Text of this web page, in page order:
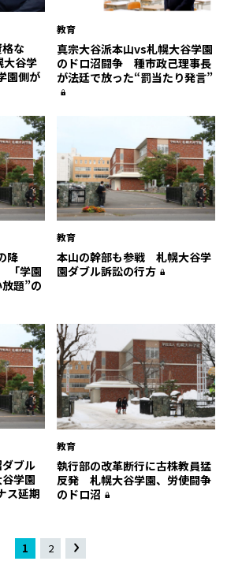
格な
谷学
園側が
教育
真宗大谷派本山vs札幌大谷学園
のドロ沼闘争 種市政己理事長
が法廷で放った“罰当たり発言”
降
「学園
題”の
教育
本山の幹部も参戦 札幌大谷学
園ダブル訴訟の行方
ブル
学園
ス延期
教育
執行部の改革断行に古株教員猛
反発 札幌大谷学園、労使闘争
のドロ沼
1 2 »